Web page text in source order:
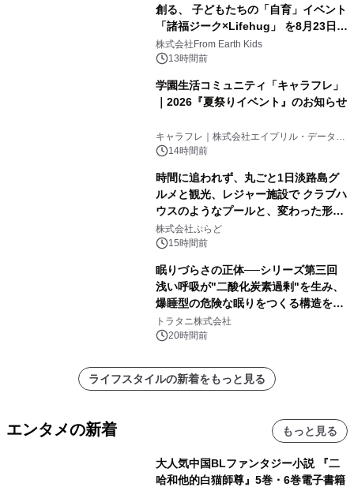
創る、 子どもたちの「自育」イベント
「諸福ジーク×Lifehug」 を8月23日
(日)開催
株式会社From Earth Kids
13時間前
学園生活コミュニティ「キャラフレ」
｜2026『夏祭りイベント』のお知らせ
キャラフレ｜株式会社エイプリル・データ・
デザインズ
14時間前
時間に追われず、丸ごと1日淡路島グ
ルメと観光、レジャー施設で クラブハ
ウスのようなプールと、変わった形の
サウナも 「THE BOXY AWAJI」のお
得な素泊まり連泊プランで
株式会社ぷらど
15時間前
眠りづらさの正体──シリーズ第三回
浅い呼吸が"二酸化炭素過剰"を生み、
爆睡型の危険な眠りをつくる構造を解
説
トラタニ株式会社
20時間前
ライフスタイルの新着をもっと見る
エンタメの新着 もっと見る
大人気中国BLファンタジー小説 『二
哈和他的白猫師尊』5巻・6巻電子書籍